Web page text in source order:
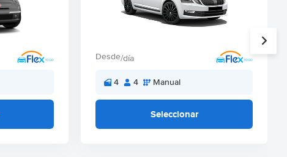
Desde/día
4 4 Manual
Seleccionar